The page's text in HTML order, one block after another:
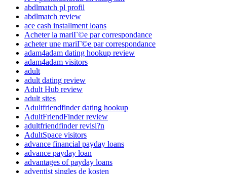
abdlmatch pl profil
abdlmatch review
ace cash installment loans
Acheter la mariГ©e par correspondance
acheter une mariГ©e par correspondance
adam4adam dating hookup review
adam4adam visitors
adult
adult dating review
Adult Hub review
adult sites
Adultfriendfinder dating hookup
AdultFriendFinder review
adultfriendfinder revisi?n
AdultSpace visitors
advance financial payday loans
advance payday loan
advantages of payday loans
adventist singles de kosten